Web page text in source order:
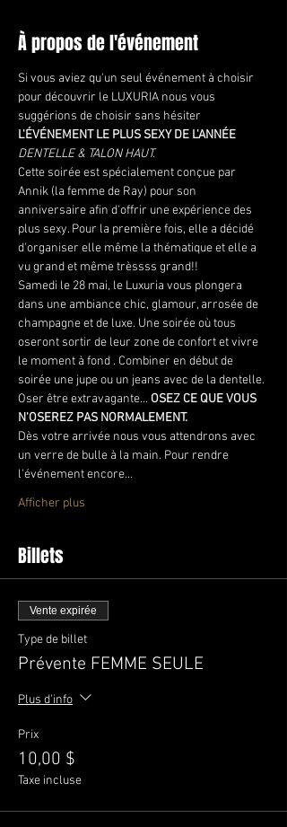
À propos de l'événement
Si vous aviez qu'un seul événement à choisir
pour découvrir le LUXURIA nous vous
suggérions de choisir sans hésiter
L'ÉVÉNEMENT LE PLUS SEXY DE L'ANNÉE
DENTELLE & TALON HAUT.
Cette soirée est spécialement conçue par
Annik (la femme de Ray) pour son
anniversaire afin d'offrir une expérience des
plus sexy. Pour la première fois, elle a décidé
d'organiser elle même la thématique et elle a
vu grand et même trèssss grand!!
Samedi le 28 mai, le Luxuria vous plongera
dans une ambiance chic, glamour, arrosée de
champagne et de luxe. Une soirée où tous
oseront sortir de leur zone de confort et vivre
le moment à fond . Combiner en début de
soirée une jupe ou un jeans avec de la dentelle.
Oser être extravagante... OSEZ CE QUE VOUS
N'OSEREZ PAS NORMALEMENT.
Dès votre arrivée nous vous attendrons avec
un verre de bulle à la main. Pour rendre
l'événement encore…
Afficher plus
Billets
Vente expirée
Type de billet
Prévente FEMME SEULE
Plus d'info
Prix
10,00 $
Taxe incluse